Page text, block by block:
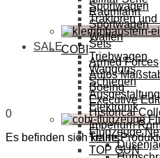
Sportwagen
Traktoren
Sets
Triebwagen
Waggons
Schienen
Elektronik
Flugzeuge
Raumfahrt
Sportwagen
Waffen
COBI
Armed Forces
Autos
Boeing
Executive
Historical
Imperium
Trains
TOP GUN
SALE
0
Es befinden sich keine